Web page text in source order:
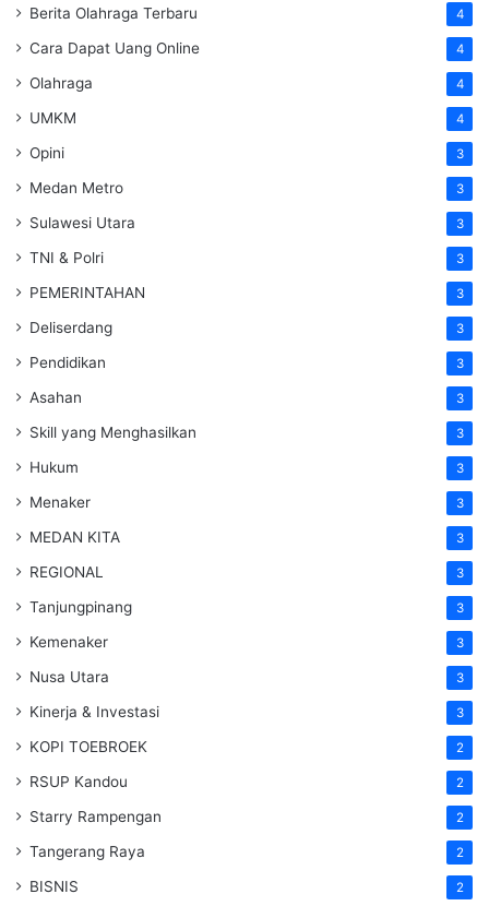
Berita Olahraga Terbaru 4
Cara Dapat Uang Online 4
Olahraga 4
UMKM 4
Opini 3
Medan Metro 3
Sulawesi Utara 3
TNI & Polri 3
PEMERINTAHAN 3
Deliserdang 3
Pendidikan 3
Asahan 3
Skill yang Menghasilkan 3
Hukum 3
Menaker 3
MEDAN KITA 3
REGIONAL 3
Tanjungpinang 3
Kemenaker 3
Nusa Utara 3
Kinerja & Investasi 3
KOPI TOEBROEK 2
RSUP Kandou 2
Starry Rampengan 2
Tangerang Raya 2
BISNIS 2